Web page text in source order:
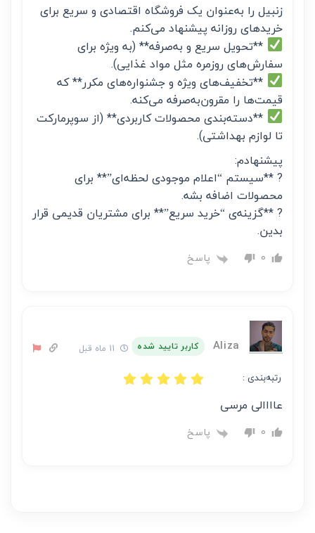
زنبیل را به‌عنوان یک فروشگاه اقتصادی و سریع برای
خریدهای روزانه پیشنهاد می‌کنم.
**تحویل سریع و به‌صرفه** (به ویژه برای
سفارش‌های روزمره مثل مواد غذایی).
**تخفیف‌های ویژه و جشنواره‌های مکرر** که
قیمت‌ها را مقرون‌به‌صرفه می‌کنه.
**دسته‌بندی محصولات کاربردی** (از سوپرمارکت
تا لوازم بهداشتی).
پیشنهادم:
? **سیستم “اعلام موجودی لحظه‌ای”** برای
محصولات اضافه بشه.
? **گزینه‌ی “خرید سریع”** برای مشتریان قدیمی قرار
بدین.
0 پاسخ
Aliza کاربر تایید شده
رتبه‌بندی :
عاااالی مرسی
0 پاسخ